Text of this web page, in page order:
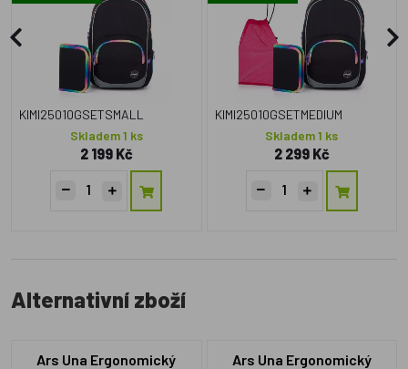
KIMI25010GSETSMALL
Skladem 1 ks
2 199 Kč
KIMI25010GSETMEDIUM
Skladem 1 ks
2 299 Kč
Alternativní zboží
Ars Una Ergonomický
Ars Una Ergonomický